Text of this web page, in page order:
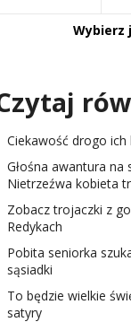
Wybierz
Ciekawość drogo ich
Głośna awantura na
Nietrzeźwa kobieta
Zobacz trojaczki z
Redykach
Pobita seniorka
sąsiadki
To będzie wielkie
satyry